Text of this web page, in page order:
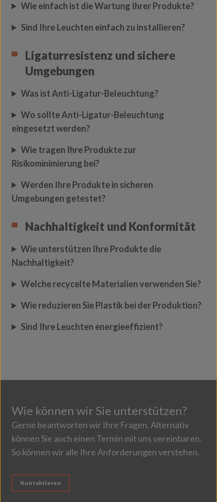
Wie einfach ist die Wartung Ihrer Produkte?
Sind Ihre Leuchten einfach zu installieren?
Ligaturresistenz und sichere
Umgebungen
Was ist Anti-Ligatur-Beleuchtung?
Wo sollte Anti-Ligatur-Beleuchtung
eingesetzt werden?
Wie tragen Ihre Produkte zur
Risikominimierung bei?
Werden Ihre Produkte in sicheren
Umgebungen getestet?
Nachhaltigkeit und Konformität
Wie unterstützen Ihre Produkte die
Nachhaltigkeit?
Welche recycelte Materialien verwenden Sie?
Wie reduzieren Sie Plastik bei der Produktion?
Sind Ihre Leuchten energieeffizient?
Wie können wir Sie unterstützen?
Gerne beantworten wir Ihre Fragen. Alternativ
können Sie auch einen Termin mit uns vereinbaren.
So können wir alle Ihre Anforderungen verstehen.
Kontaktieren